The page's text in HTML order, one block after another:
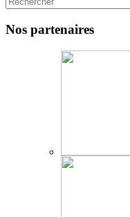
Nos partenaires